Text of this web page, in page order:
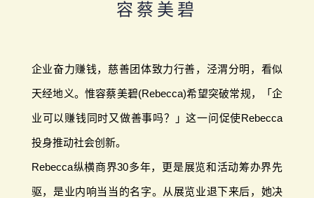
容蔡美碧
企业奋力赚钱，慈善团体致力行善，泾渭分明，看似
天经地义。惟容蔡美碧(Rebecca)希望突破常规，「企
业可以赚钱同时又做善事吗？」这一问促使Rebecca
投身推动社会创新。
Rebecca纵横商界30多年，更是展览和活动筹办界先
驱，是业内响当当的名字。从展览业退下来后，她决